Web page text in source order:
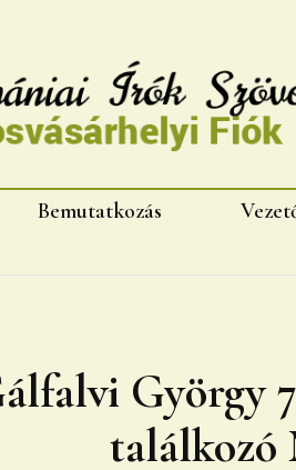
Írók
Bemutatkozás
György
találkozó